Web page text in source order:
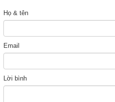
Họ & tên
Email
Lời bình